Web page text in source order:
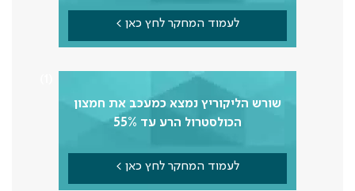
לעמוד המחקר לחץ כאן >
שורש הליקוריץ נמצא כמעכב את חמצון
הכולסטרול הרע עד 55%
לעמוד המחקר לחץ כאן >